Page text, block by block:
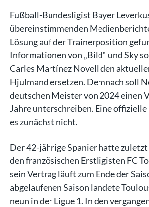
Fußball-Bundesligist Bayer
übereinstimmenden
Lösung auf der Trainerposition
Informationen von „Bild“ und Sky
Carles Martínez Novell den
Hjulmand ersetzen. Demnach soll
deutschen Meister von 2024 einen
Jahre unterschreiben. Eine
es zunächst nicht.
Der 42-jährige Spanier hatte
den französischen Erstligisten FC
sein Vertrag läuft zum Ende der
abgelaufenen Saison landete
neun in der Ligue 1. In den